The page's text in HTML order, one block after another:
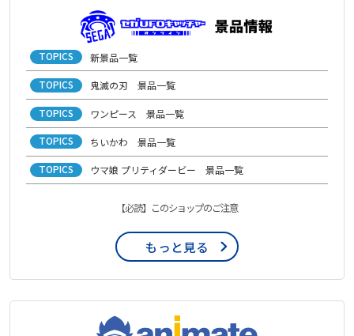
TOPICS 新景品一覧
TOPICS 鬼滅の刃 景品一覧
TOPICS ワンピース 景品一覧
TOPICS ちいかわ 景品一覧
TOPICS ウマ娘 プリティダービー 景品一覧
【必読】このショップのご注意
もっと見る